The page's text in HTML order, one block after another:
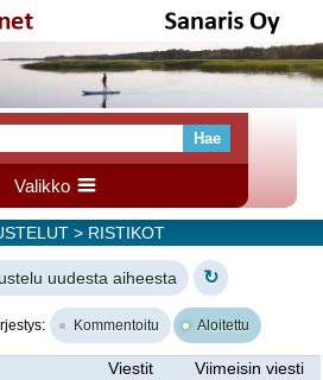
Valikko
> RISTIKOT
uudesta aiheesta ↻
Kommentoitu Aloitettu
Viestit
Viimeisin viesti